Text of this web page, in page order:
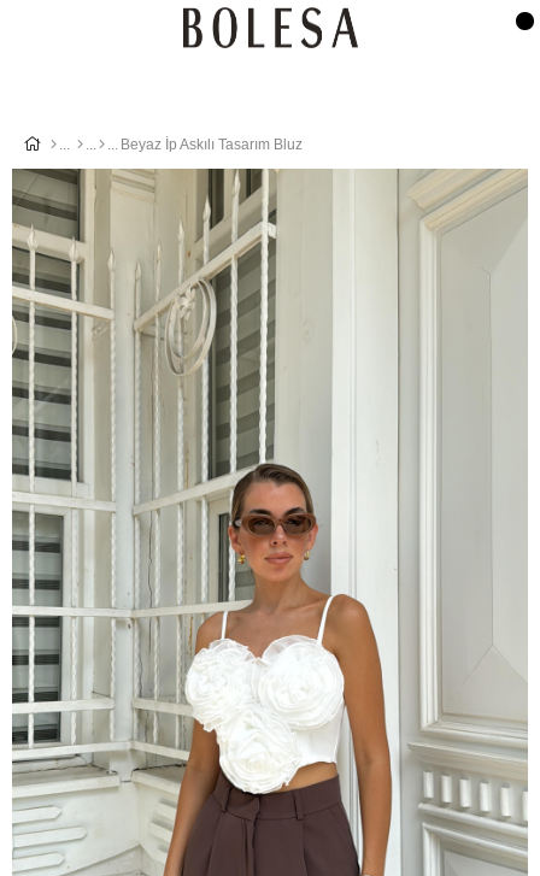
Beyaz İp Askılı Tasarım Bluz